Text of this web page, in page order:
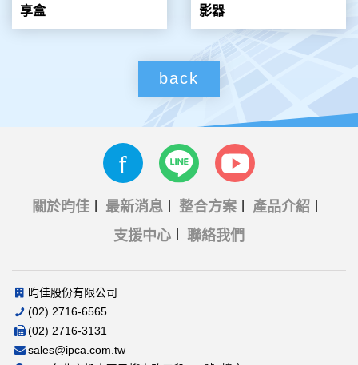
享盒
影器
back
關於昀佳 最新消息 整合方案
產品介紹
支援中心
聯絡我們
昀佳股份有限公司
(02) 2716-6565
(02) 2716-3131
sales@ipca.com.tw